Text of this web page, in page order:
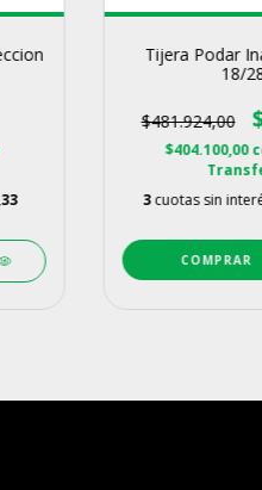
Tijera Podar
18/
$481.924,00
$404.100,00
3cuotas sin